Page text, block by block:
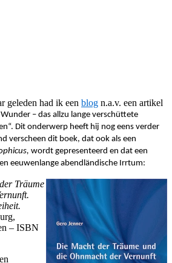
geleden had ik een blog n.a.v. een artikel
– das allzu lange verschüttete
Dit onderwerp heeft hij nog eens verder
verscheen dit boek, dat ook als een
wordt gepresenteerd en dat een
eeuwenlange abendländische Irrtum:
Träume
– ISBN